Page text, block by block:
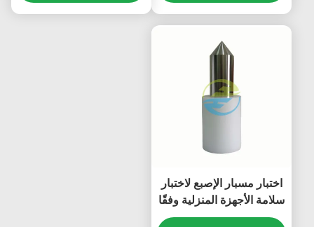
اختبار IEC
الأجزاء الميكانيكية الخطرة
اختبار مسبار الإصبع لاختبار
سلامة الأجهزة المنزلية وفقًا
لمعيار IEC 61032